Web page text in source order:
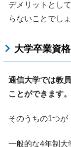
デメリットとし
らないことでしょ
大学卒業資
通信大学では教
ことができます。
そのうちの1つが
一般的な4年制大